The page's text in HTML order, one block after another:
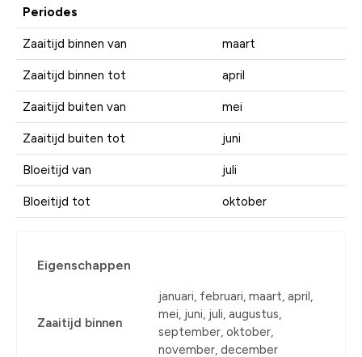
Periodes
Zaaitijd binnen van maart
Zaaitijd binnen tot april
Zaaitijd buiten van mei
Zaaitijd buiten tot juni
Bloeitijd van juli
Bloeitijd tot oktober
Eigenschappen
Zaaitijd binnen
januari, februari, maart, april,
mei, juni, juli, augustus,
september, oktober,
november, december